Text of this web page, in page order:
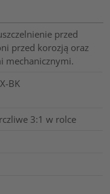
przed
przed korozją oraz
mechanicznymi.
BK
3:1 w rolce